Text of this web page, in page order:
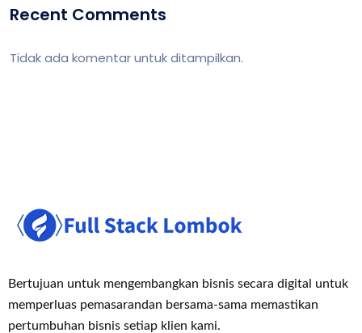
Recent Comments
Tidak ada komentar untuk ditampilkan.
Bertujuan untuk mengembangkan bisnis secara digital untuk
memperluas pemasarandan bersama-sama memastikan
pertumbuhan bisnis setiap klien kami.